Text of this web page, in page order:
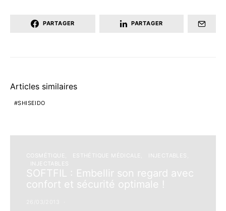
PARTAGER PARTAGER
Articles similaires
SHISEIDO
COSMÉTIQUE ESTHÉTIQUE MÉDICALE
INJECTABLES
INJECTABLES
SOFTFIL : Embellir son regard avec
confort et sécurité optimale !